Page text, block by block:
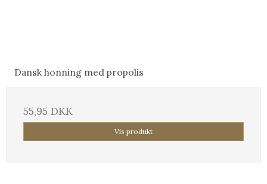
Dansk honning med propolis
55,95 DKK
Vis produkt